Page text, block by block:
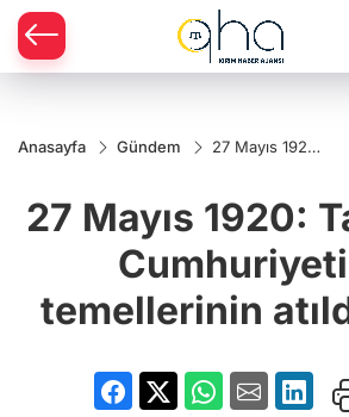
Anasayfa Gündem
27 Mayıs 1920:
temellerinin
atıldığı gün!
27 Mayıs 1920:
temellerinin